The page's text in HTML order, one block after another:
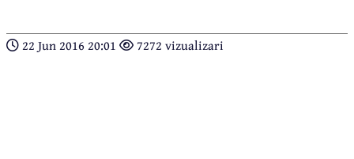
22 Jun 2016 20:01 7272 vizualizari